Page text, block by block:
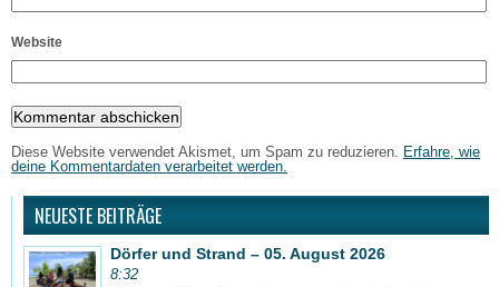
Website
Diese Website verwendet Akismet, um Spam zu reduzieren.
Erfahre, wie
deine Kommentardaten verarbeitet werden.
NEUESTE BEITRÄGE
Dörfer und Strand – 05. August 2026
8:32